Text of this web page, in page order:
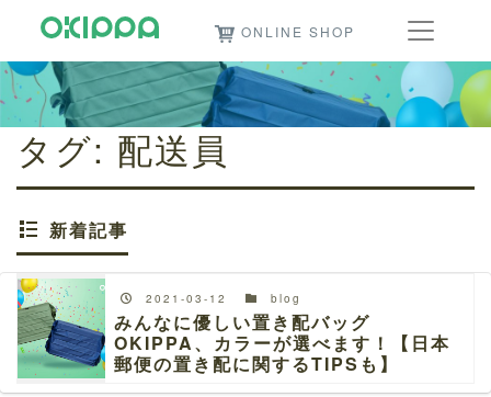
ONLINE SHOP
タグ: 配送員
新着記事
2021-03-12 blog
みんなに優しい置き配バッグ
OKIPPA、カラーが選べます！【日本
郵便の置き配に関するTIPSも】